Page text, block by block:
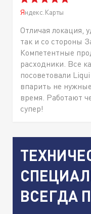
Яндекс.Карты
Отличая локация,
так и со стороны
Компетентные
расходники. Все
посоветовали
впарить не
время. Работают
супер!
ВСЕГДА